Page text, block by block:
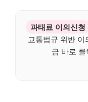
과태료 이의신청
교통법규 위반
금 바로